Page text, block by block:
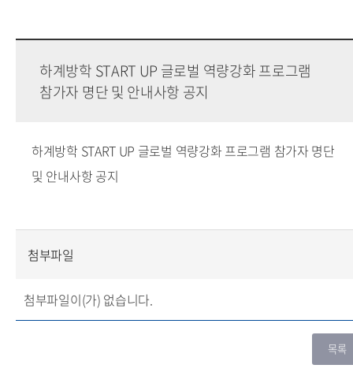
하계방학 START UP 글로벌 역량강화 프로그램
참가자 명단 및 안내사항 공지
하계방학 START UP 글로벌 역량강화 프로그램 참가자 명단
및 안내사항 공지
첨부파일
첨부파일이(가) 없습니다.